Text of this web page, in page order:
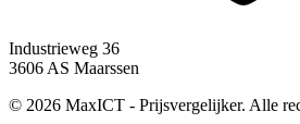
Industrieweg 36
3606 AS Maarssen
© 2026 MaxICT - Prijsvergelijker. Alle